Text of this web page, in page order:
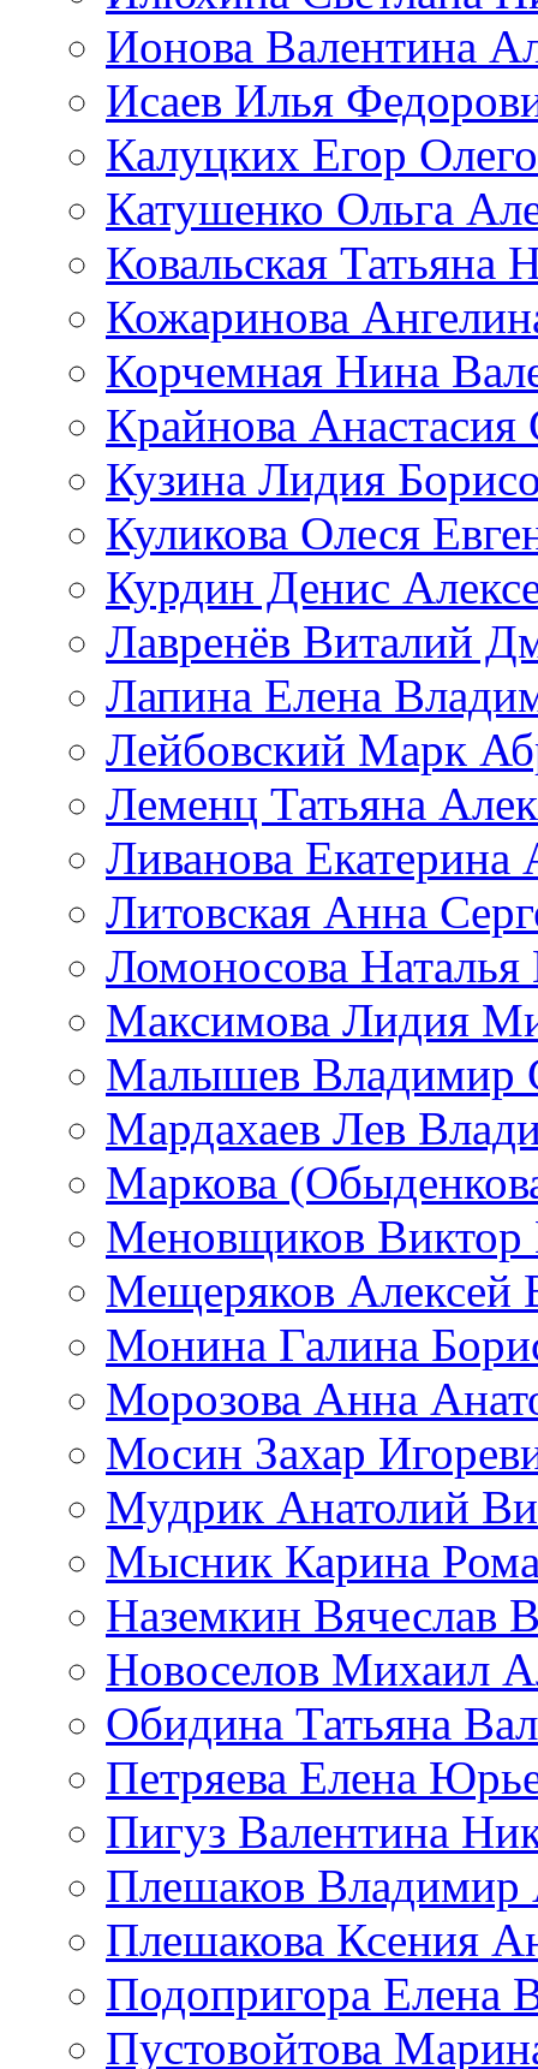
Ионова Валентина
Исаев Илья
Калуцких Егор
Катушенко Ольга
Ковальская Татьяна
Кожаринова
Корчемная Нина
Крайнова Анастасия
Кузина Лидия
Куликова Олеся
Курдин Денис
Лавренёв Виталий
Лапина Елена
Лейбовский Марк
Леменц Татьяна
Ливанова Екатерина
Литовская Анна
Ломоносова
Максимова Лидия
Малышев Владимир
Мардахаев Лев
Маркова
Меновщиков
Мещеряков Алексей
Монина Галина
Морозова Анна
Мосин Захар
Мудрик Анатолий
Мысник Карина
Наземкин Вячеслав
Новоселов Михаил
Обидина Татьяна
Петряева Елена
Пигуз Валентина
Плешаков Владимир
Плешакова Ксения
Подопригора Елена
Пустовойтова